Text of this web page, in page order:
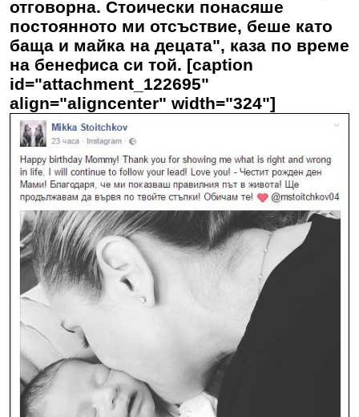
отговорна. Стоически понасяше
постоянното ми отсъствие, беше като
баща и майка на децата", каза по време
на бенефиса си той. [caption
id="attachment_122695"
align="aligncenter" width="324"]